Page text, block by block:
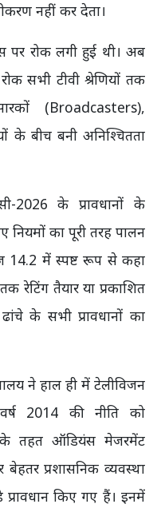
नहीं कर देता।
पर रोक लगी हुई थी। अब
सभी टीवी श्रेणियों तक
(Broadcasters),
के बीच बनी अनिश्चितता
2026 के प्रावधानों के
नियमों का पूरी तरह पालन
14.2 में स्पष्ट रूप से कहा
रेटिंग तैयार या प्रकाशित
के सभी प्रावधानों का
ने हाल ही में टेलीविजन
2014 की नीति को
के तहत ऑडियंस मेजरमेंट
बेहतर प्रशासनिक व्यवस्था
किए गए हैं। इनमें